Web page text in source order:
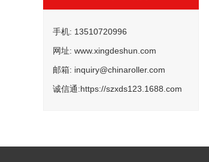
手机: 13510720996
网址: www.xingdeshun.com
邮箱: inquiry@chinaroller.com
诚信通:https://szxds123.1688.com